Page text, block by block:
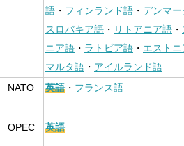
語 ・ フィンランド語 ・ デンマー
スロバキア語 ・ リトアニア語 ・
ニア語 ・ ラトビア語 ・ エスト
マルタ語 ・ アイルランド語
NATO 英語 ・ フランス語
OPEC 英語